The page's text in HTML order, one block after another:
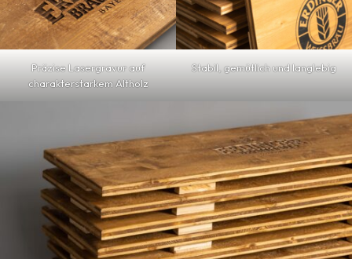
Präzise Lasergravur auf
charakterstarkem Altholz
Stabil, gemütlich und langlebig